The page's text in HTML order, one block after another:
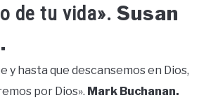
de tu vida». Susan
y hasta que descansemos en Dios,
por Dios». Mark Buchanan.